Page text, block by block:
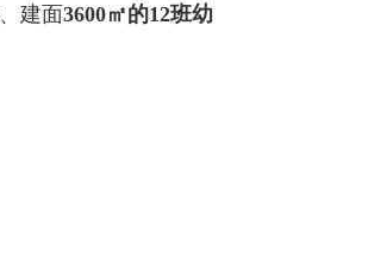
、建面3600㎡的12班幼